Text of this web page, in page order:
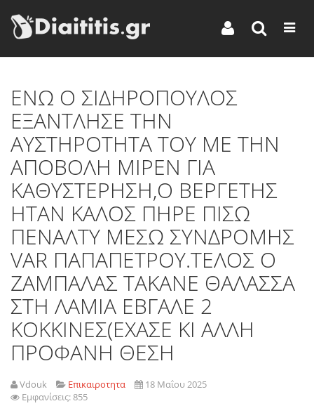
ΕΝΩ Ο ΣΙΔΗΡΟΠΟΥΛΟΣ
ΕΞΑΝΤΛΗΣΕ ΤΗΝ
ΑΥΣΤΗΡΟΤΗΤΑ ΤΟΥ ΜΕ ΤΗΝ
ΑΠΟΒΟΛΗ ΜΙΡΕΝ ΓΙΑ
ΚΑΘΥΣΤΕΡΗΣΗ,Ο ΒΕΡΓΕΤΗΣ
ΗΤΑΝ ΚΑΛΟΣ ΠΗΡΕ ΠΙΣΩ
ΠΕΝΑΛΤΥ ΜΕΣΩ ΣΥΝΔΡΟΜΗΣ
VAR ΠΑΠΑΠΕΤΡΟΥ.ΤΕΛΟΣ Ο
ΖΑΜΠΑΛΑΣ ΤΑΚΑΝΕ ΘΑΛΑΣΣΑ
ΣΤΗ ΛΑΜΙΑ ΕΒΓΑΛΕ 2
ΚΟΚΚΙΝΕΣ(ΕΧΑΣΕ ΚΙ ΑΛΛΗ
ΠΡΟΦΑΝΗ ΘΕΣΗ
Vdouk Επικαιροτητα
18 Μαΐου 2025
Εμφανίσεις: 855